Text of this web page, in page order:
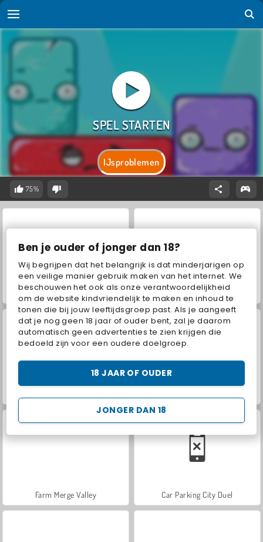
Ben je ouder of jonger dan 18?
Wij begrijpen dat het belangrijk is dat minderjarigen op
een veilige manier gebruik maken van het internet. We
beschouwen het ook als onze verantwoordelijkheid
om de website kindvriendelijk te maken en inhoud te
tonen die bij jouw leeftijdsgroep past. Als je aangeeft
dat je nog geen 18 jaar of ouder bent, zal je daarom
automatisch geen advertenties te zien krijgen die
bedoeld zijn voor een oudere doelgroep.
JONGER DAN 18
18 JAAR OF OUDER
IJsproblemen
75%
Hidden Object: Street of Secrets VegaMix Da Vinci Puzzles
Farm Merge Valley Car Parking City Duel